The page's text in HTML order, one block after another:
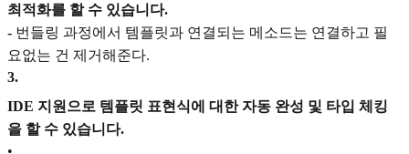
최적화를 할 수 있습니다.
- 번들링 과정에서 템플릿과 연결되는 메소드는 연결하고 필
요없는 건 제거해준다.
3.
IDE 지원으로 템플릿 표현식에 대한 자동 완성 및 타입 체킹
을 할 수 있습니다.